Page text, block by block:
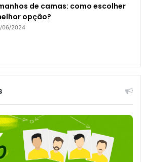
de camas: como escolher
opção?
06/2024